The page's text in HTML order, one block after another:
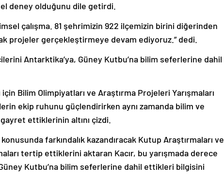
deney olduğunu dile getirdi.
çalışma. 81 şehrimizin 922 ilçemizin birini diğerinden
projeler gerçekleştirmeye devam ediyoruz.” dedi.
Antarktika’ya, Güney Kutbu’na bilim seferlerine dahil
için Bilim Olimpiyatları ve Araştırma Projeleri Yarışmaları
ekip ruhunu güçlendirirken aynı zamanda bilim ve
ettiklerinin altını çizdi.
farkındalık kazandıracak Kutup Araştırmaları ve
tertip ettiklerini aktaran Kacır, bu yarışmada derece
Kutbu’na bilim seferlerine dahil ettikleri bilgisini